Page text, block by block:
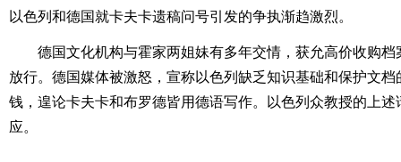
以色列和德国就卡夫卡遗稿问号引发的争执渐趋激烈。
德国文化机构与霍家两姐妹有多年交情，获允高价收购
放行。德国媒体被激怒，宣称以色列缺乏知识基础和保护文
钱，遑论卡夫卡和布罗德皆用德语写作。以色列众教授的上
应。